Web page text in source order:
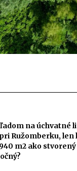
na úchvatné
Ružomberku,
m2 ako